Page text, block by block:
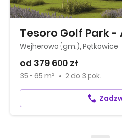
Tesoro Golf Park
Wejherowo (gm.), Pętkowice
od 379 600 zł
35 - 65 m² 2 do 3 pok.